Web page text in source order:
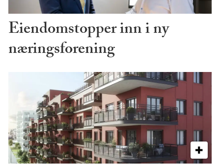
Eiendomstopper inn i ny
næringsforening